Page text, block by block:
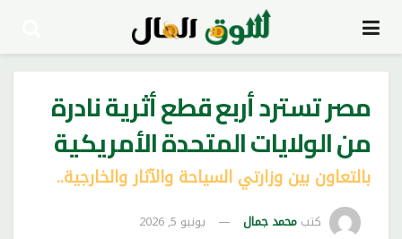
مصر تسترد أربع قطع أثرية نادرة
من الولايات المتحدة الأمريكية
بالتعاون بين وزارتي السياحة والآثار والخارجية..
كتب محمد جمال يونيو 5, 2026